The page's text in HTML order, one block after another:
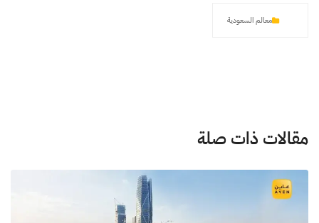
معالم السعودية
مقالات ذات صلة